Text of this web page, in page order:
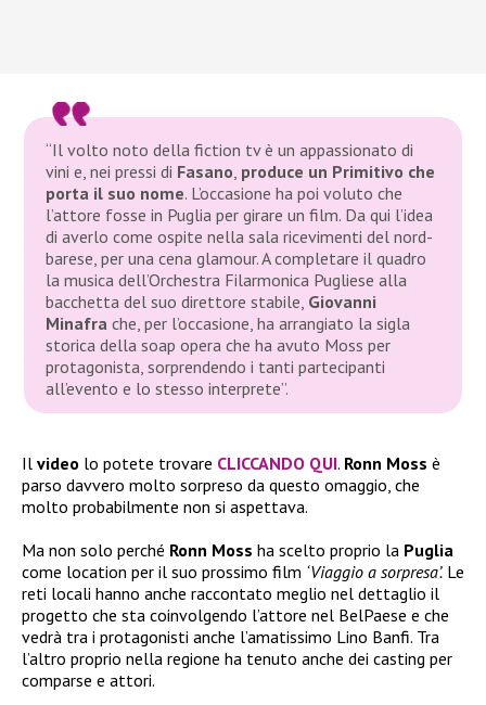
“Il volto noto della fiction tv è un appassionato di
vini e, nei pressi di Fasano produce un Primitivo che
porta il suo nome. L’occasione ha poi voluto che
l’attore fosse in Puglia per girare un film. Da qui l’idea
di averlo come ospite nella sala ricevimenti del nord-
barese, per una cena glamour. A completare il quadro
la musica dell’Orchestra Filarmonica Pugliese alla
bacchetta del suo direttore stabile, Giovanni
Minafra che, per l’occasione, ha arrangiato la sigla
storica della soap opera che ha avuto Moss per
protagonista, sorprendendo i tanti partecipanti
all’evento e lo stesso interprete”.
Il video lo potete trovare CLICCANDO QUI. Ronn Moss è
parso davvero molto sorpreso da questo omaggio, che
molto probabilmente non si aspettava.
Ma non solo perché Ronn Moss ha scelto proprio la Puglia
come location per il suo prossimo film ‘Viaggio a sorpresa’. Le
reti locali hanno anche raccontato meglio nel dettaglio il
progetto che sta coinvolgendo l’attore nel BelPaese e che
vedrà tra i protagonisti anche l’amatissimo Lino Banfi. Tra
l’altro proprio nella regione ha tenuto anche dei casting per
comparse e attori.